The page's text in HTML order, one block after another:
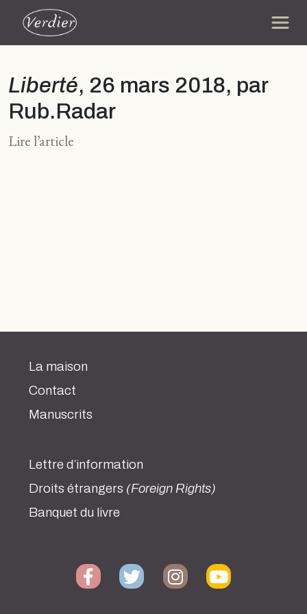
Liberté, 26 mars 2018, par
Rub.Radar
Lire l’article
La maison
Contact
Manuscrits
Lettre d’information
Droits étrangers (Foreign Rights)
Banquet du livre